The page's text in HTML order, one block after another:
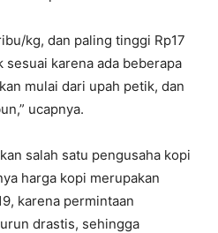
kg, dan paling tinggi Rp17
karena ada beberapa
mulai dari upah petik, dan
ucapnya.
salah satu pengusaha kopi
harga kopi merupakan
karena permintaan
drastis, sehingga